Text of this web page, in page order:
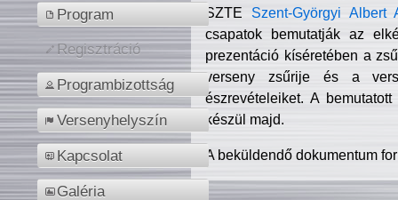
Program
Regisztráció
Programbizottság
Versenyhelyszín
Kapcsolat
Galéria
SZTE Szent-Györgyi Albert
csapatok bemutatják az
prezentáció kíséretében a
verseny zsűrije és a
észrevételeiket. A
készül majd.
A beküldendő dokumentum